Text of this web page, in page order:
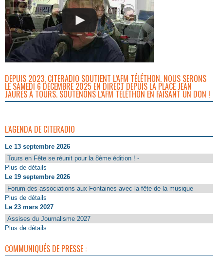
DEPUIS 2023, CITERADIO SOUTIENT L’AFM TÉLÉTHON. NOUS SERONS
LE SAMEDI 6 DÉCEMBRE 2025 EN DIRECT DEPUIS LA PLACE JEAN
JAURÈS À TOURS. SOUTENONS L’AFM TÉLÉTHON EN FAISANT UN DON !
L'AGENDA DE CITERADIO
Le 13 septembre 2026
Tours en Fête se réunit pour la 8ème édition ! -
Plus de détails
Le 19 septembre 2026
Forum des associations aux Fontaines avec la fête de la musique
Plus de détails
Le 23 mars 2027
Assises du Journalisme 2027
Plus de détails
COMMUNIQUÉS DE PRESSE :